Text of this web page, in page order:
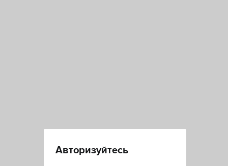
Авторизуйтесь